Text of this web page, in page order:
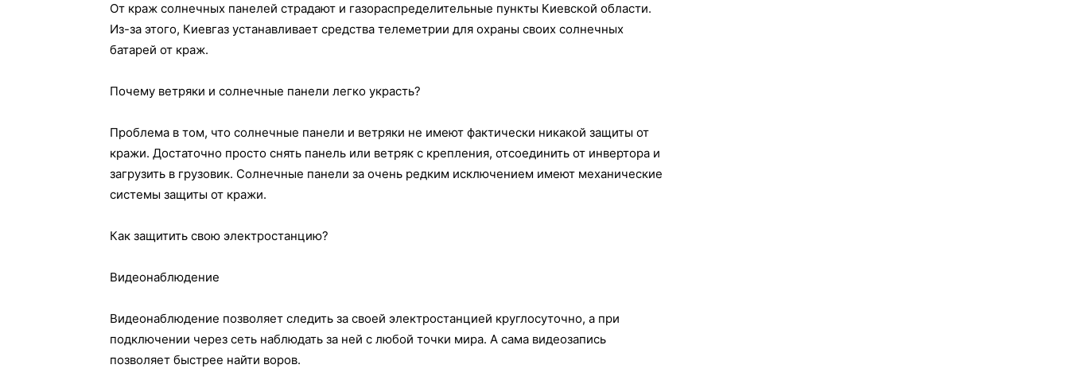
От краж солнечных панелей страдают и газораспределительные пункты Киевской области.
Из-за этого, Киевгаз устанавливает средства телеметрии для охраны своих солнечных
батарей от краж.
Почему ветряки и солнечные панели легко украсть?
Проблема в том, что солнечные панели и ветряки не имеют фактически никакой защиты от
кражи. Достаточно просто снять панель или ветряк с крепления, отсоединить от инвертора и
загрузить в грузовик. Солнечные панели за очень редким исключением имеют механические
системы защиты от кражи.
Как защитить свою электростанцию?
Видеонаблюдение
Видеонаблюдение позволяет следить за своей электростанцией круглосуточно, а при
подключении через сеть наблюдать за ней с любой точки мира. А сама видеозапись
позволяет быстрее найти воров.